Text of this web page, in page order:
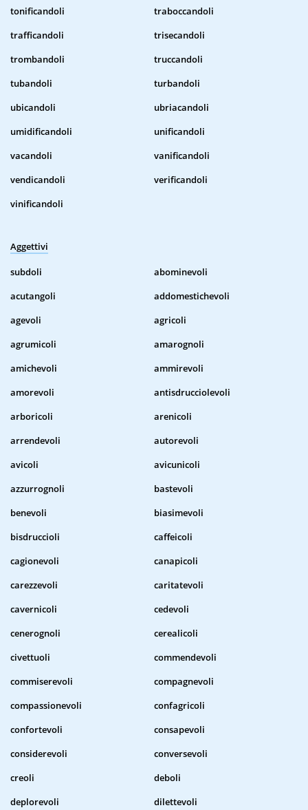
tonificandoli
traboccandoli
trafficandoli
trisecandoli
trombandoli
truccandoli
tubandoli
turbandoli
ubicandoli
ubriacandoli
umidificandoli
unificandoli
vacandoli
vanificandoli
vendicandoli
verificandoli
vinificandoli
Aggettivi
subdoli
abominevoli
acutangoli
addomestichevoli
agevoli
agricoli
agrumicoli
amarognoli
amichevoli
ammirevoli
amorevoli
antisdrucciolevoli
arboricoli
arenicoli
arrendevoli
autorevoli
avicoli
avicunicoli
azzurrognoli
bastevoli
benevoli
biasimevoli
bisdruccioli
caffeicoli
cagionevoli
canapicoli
carezzevoli
caritatevoli
cavernicoli
cedevoli
cenerognoli
cerealicoli
civettuoli
commendevoli
commiserevoli
compagnevoli
compassionevoli
confagricoli
confortevoli
consapevoli
considerevoli
conversevoli
creoli
deboli
deplorevoli
dilettevoli